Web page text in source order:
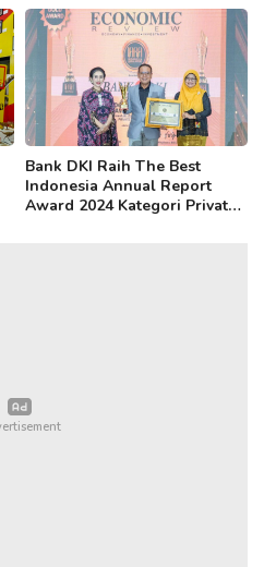
Bank DKI Raih The Best
Indonesia Annual Report
Award 2024 Kategori Private